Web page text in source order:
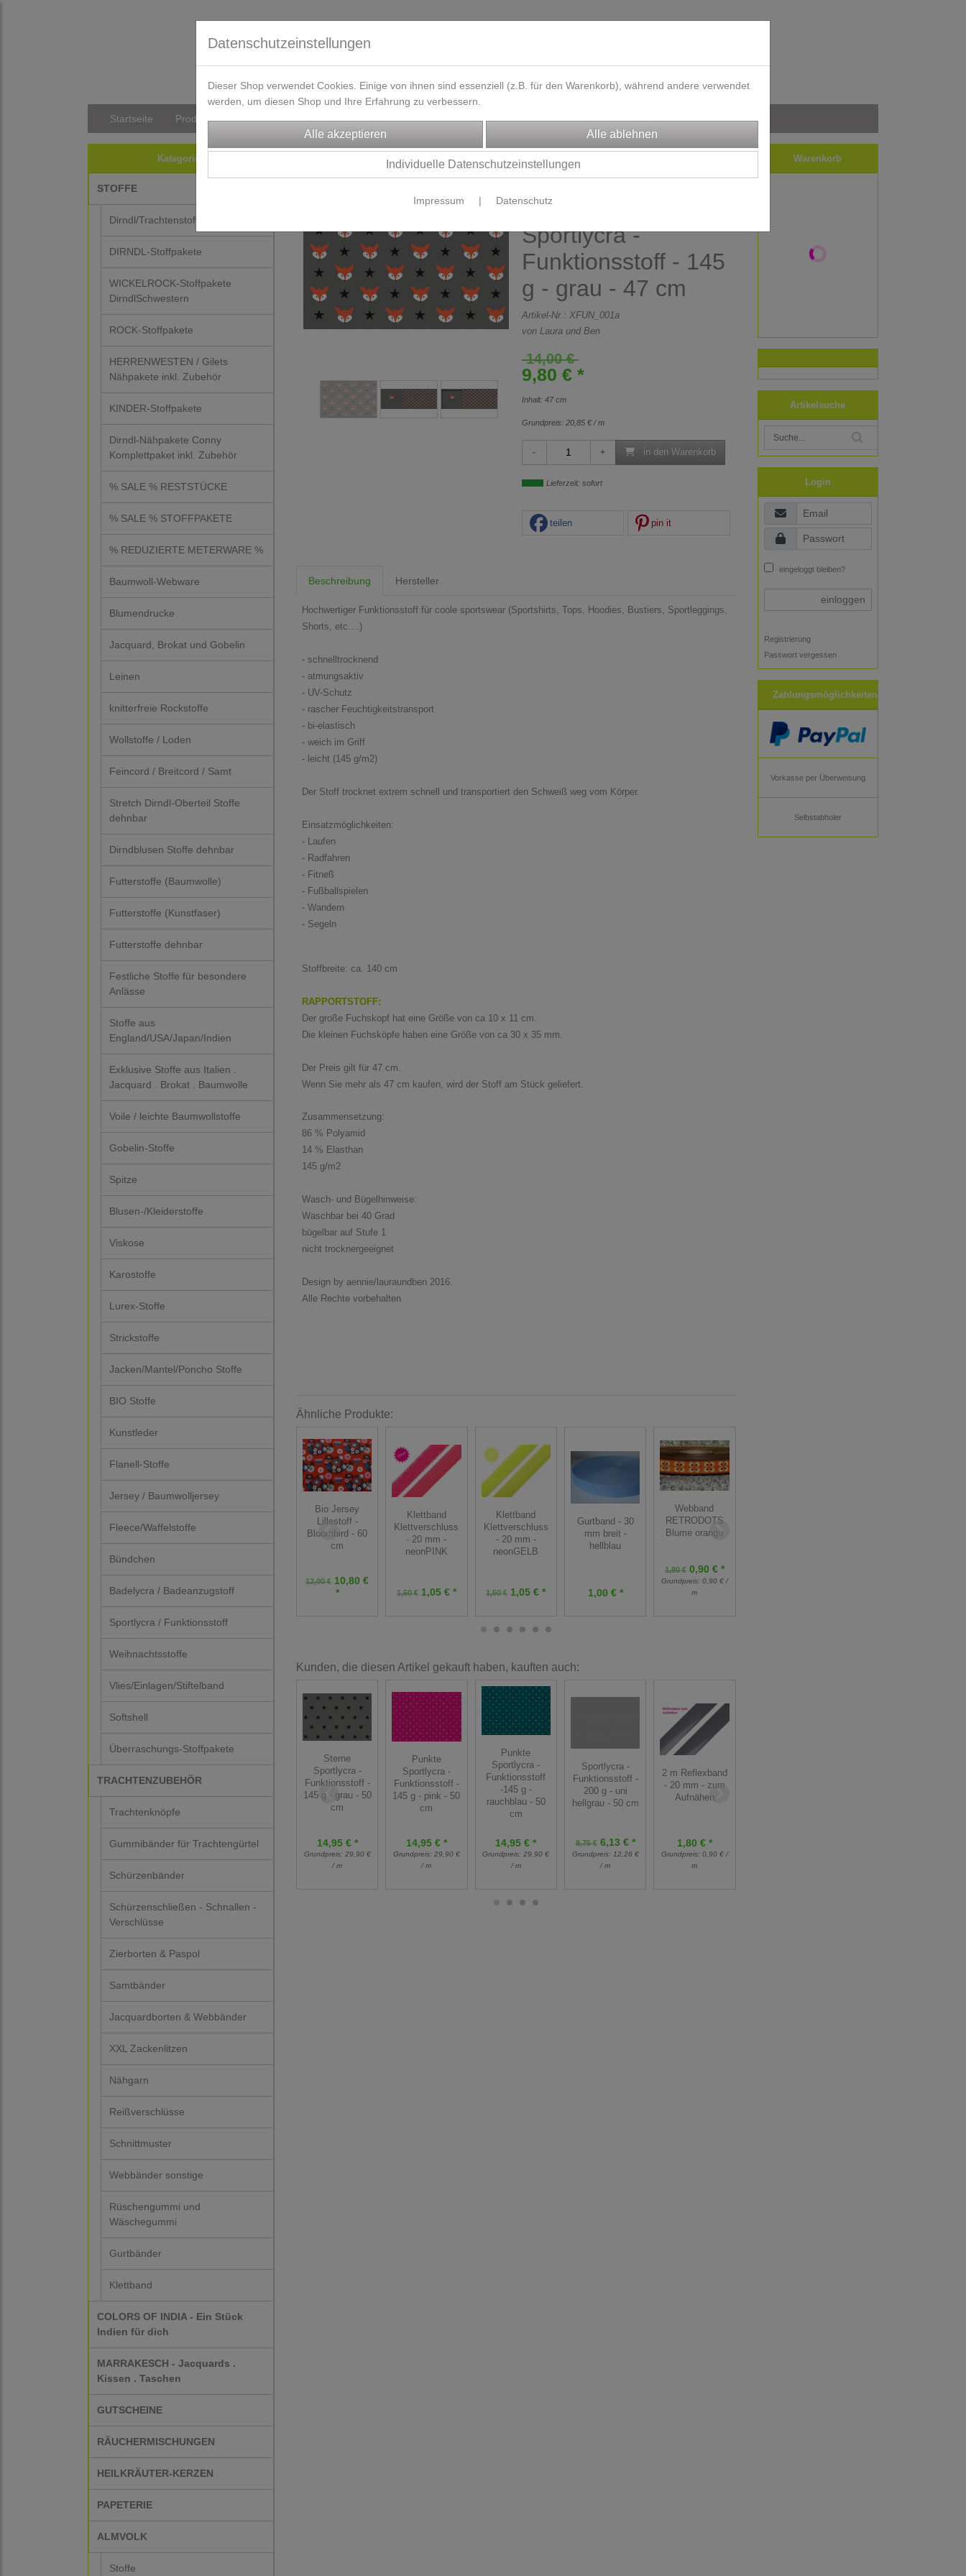
Startseite Produkte Versandkosten/Lieferzeit Kontakt / Öffnungszeiten Gutscheine Designbeispiele Impressum
Kategorien
STOFFE
Dirndl/Trachtenstoffe
DIRNDL-Stoffpakete
WICKELROCK-Stoffpakete
DirndlSchwestern
ROCK-Stoffpakete
HERRENWESTEN / Gilets
Nähpakete inkl. Zubehör
KINDER-Stoffpakete
Dirndl-Nähpakete Conny
Komplettpaket inkl. Zubehör
% SALE % RESTSTÜCKE
% SALE % STOFFPAKETE
% REDUZIERTE METERWARE %
Baumwoll-Webware
Blumendrucke
Jacquard, Brokat und Gobelin
Leinen
knitterfreie Rockstoffe
Wollstoffe / Loden
Feincord / Breitcord / Samt
Stretch Dirndl-Oberteil Stoffe
dehnbar
Dirndblusen Stoffe dehnbar
Futterstoffe (Baumwolle)
Futterstoffe (Kunstfaser)
Futterstoffe dehnbar
Festliche Stoffe für besondere
Anlässe
Stoffe aus
England/USA/Japan/Indien
Exklusive Stoffe aus Italien .
Jacquard . Brokat . Baumwolle
Voile / leichte Baumwollstoffe
Gobelin-Stoffe
Spitze
Blusen-/Kleiderstoffe
Viskose
Karostoffe
Lurex-Stoffe
Strickstoffe
Jacken/Mantel/Poncho Stoffe
BIO Stoffe
Kunstleder
Flanell-Stoffe
Jersey / Baumwolljersey
Fleece/Waffelstoffe
Bündchen
Badelycra / Badeanzugstoff
Sportlycra / Funktionsstoff
Weihnachtsstoffe
Vlies/Einlagen/Stiftelband
Softshell
Überraschungs-Stoffpakete
TRACHTENZUBEHÖR
Trachtenknöpfe
Gummibänder für Trachtengürtel
Schürzenbänder
Schürzenschließen - Schnallen -
Verschlüsse
Zierborten & Paspol
Samtbänder
Jacquardborten & Webbänder
XXL Zackenlitzen
Nähgarn
Reißverschlüsse
Schnittmuster
Webbänder sonstige
Rüschengummi und
Wäschegummi
Gurtbänder
Klettband
COLORS OF INDIA - Ein Stück
Indien für dich
MARRAKESCH - Jacquards .
Kissen . Taschen
GUTSCHEINE
RÄUCHERMISCHUNGEN
HEILKRÄUTER-KERZEN
PAPETERIE
ALMVOLK
Stoffe
STOFFE Sportlycra / Funktionsstoff
Herr Fuchs
Sportlycra -
Funktionsstoff - 145
g - grau - 47 cm
Artikel-Nr.: XFUN_001a
von Laura und Ben
14,00 €
9,80 € *
Inhalt: 47 cm
Grundpreis: 20,85 € / m
in den Warenkorb
Lieferzeit: sofort
teilen pin it
Beschreibung Hersteller
Hochwertiger Funktionsstoff für coole sportswear (Sportshirts, Tops, Hoodies, Bustiers, Sportleggings,
Shorts, etc....)
- schnelltrocknend
- atmungsaktiv
- UV-Schutz
- rascher Feuchtigkeitstransport
- bi-elastisch
- weich im Griff
- leicht (145 g/m2)
Der Stoff trocknet extrem schnell und transportiert den Schweiß weg vom Körper.
Einsatzmöglichkeiten:
- Laufen
- Radfahren
- Fitneß
- Fußballspielen
- Wandern
- Segeln
Stoffbreite: ca. 140 cm
RAPPORTSTOFF:
Der große Fuchskopf hat eine Größe von ca 10 x 11 cm.
Die kleinen Fuchsköpfe haben eine Größe von ca 30 x 35 mm.
Der Preis gilt für 47 cm.
Wenn Sie mehr als 47 cm kaufen, wird der Stoff am Stück geliefert.
Zusammensetzung:
86 % Polyamid
14 % Elasthan
145 g/m2
Wasch- und Bügelhinweise:
Waschbar bei 40 Grad
bügelbar auf Stufe 1
nicht trocknergeeignet
Design by aennie/lauraundben 2016.
Alle Rechte vorbehalten
Ähnliche Produkte:
Bio Jersey
Lillestoff -
Bloombird - 60
cm
12,00 € 10,80 €
*
Klettband
Klettverschluss
- 20 mm -
neonPINK
1,50 €1,05 € *
Klettband
Klettverschluss
- 20 mm -
neonGELB
1,50 € 1,05 € *
Gurtband - 30
mm breit -
hellblau
1,00 € *
Webband
RETRODOTS
Blume orange
1,80 €0,90 € *
Grundpreis: 0,90 € /
m
Kunden, die diesen Artikel gekauft haben, kauften auch:
Sterne
Sportlycra -
Funktionsstoff -
145 g - grau - 50
cm
14,95 € *
Grundpreis: 29,90 €
/ m
Punkte
Sportlycra -
Funktionsstoff -
145 g - pink - 50
cm
14,95 € *
Grundpreis: 29,90 €
/ m
Punkte
Sportlycra -
Funktionsstoff
-145 g -
rauchblau - 50
cm
14,95 € *
Grundpreis:29,90 €
/ m
Sportlycra -
Funktionsstoff -
200 g - uni
hellgrau - 50 cm
8,75 €6,13 € *
Grundpreis: 12,26 €
/ m
2 m Reflexband
- 20 mm - zum
Aufnähen
1,80 € *
Grundpreis: 0,90 € /
m
Warenkorb
Artikelsuche
Login
eingeloggt bleiben?
einloggen
Registrierung
Passwort vergessen
Zahlungsmöglichkeiten
Vorkasse per Überweisung
Selbstabholer
Datenschutzeinstellungen
Dieser Shop verwendet Cookies. Einige von ihnen sind essenziell (z.B. für den Warenkorb), während andere verwendet
werden, um diesen Shop und Ihre Erfahrung zu verbessern.
Individuelle Datenschutzeinstellungen
Impressum | Datenschutz